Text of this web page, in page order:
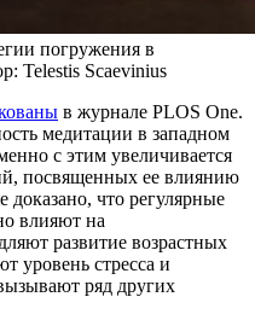
погружения в
Telestis Scaevinius
в журнале PLOS One.
медитации в западном
с этим увеличивается
посвященных ее влиянию
доказано, что регулярные
влияют на
развитие возрастных
уровень стресса и
ряд других